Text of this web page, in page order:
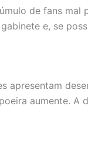
de fans mal
e, se
apresentam
aumente. A